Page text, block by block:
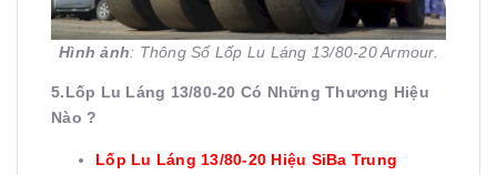
Hình ảnh: Thông Số Lốp Lu Láng 13/80-20 Armour.
5.Lốp Lu Láng 13/80-20 Có Những Thương Hiệu
Nào ?
Lốp Lu Láng 13/80-20 Hiệu SiBa Trung